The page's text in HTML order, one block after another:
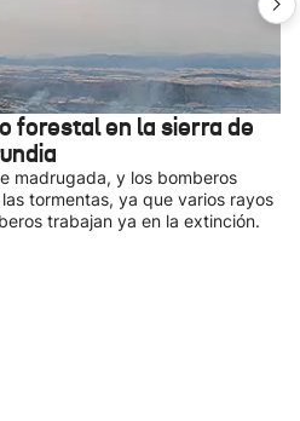
forestal en la sierra de
madrugada, y los bomberos
tormentas, ya que varios rayos
trabajan ya en la extinción.